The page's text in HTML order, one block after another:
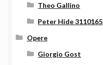
Theo Gallino
Peter Hide 3110165
Opere
Giorgio Gost